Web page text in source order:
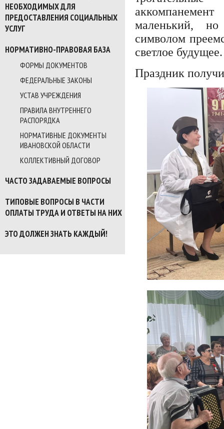
НЕОБХОДИМЫХ ДЛЯ
ПРЕДОСТАВЛЕНИЯ СОЦИАЛЬНЫХ
УСЛУГ
НОРМАТИВНО-ПРАВОВАЯ БАЗА
ФОРМЫ ДОКУМЕНТОВ
ФЕДЕРАЛЬНЫЕ ЗАКОНЫ
УСТАВ УЧРЕЖДЕНИЯ
ПРАВИЛА ВНУТРЕННЕГО
РАСПОРЯДКА
НОРМАТИВНЫЕ ДОКУМЕНТЫ
ИВАНОВСКОЙ ОБЛАСТИ
КОЛЛЕКТИВНЫЙ ДОГОВОР
ЧАСТО ЗАДАВАЕМЫЕ ВОПРОСЫ
ТИПОВЫЕ ВОПРОСЫ В ЧАСТИ
ОПЛАТЫ ТРУДА И ОТВЕТЫ НА НИХ
ЭТО ДОЛЖЕН ЗНАТЬ КАЖДЫЙ!
маленький,
символом
светлое будущее.
Праздник